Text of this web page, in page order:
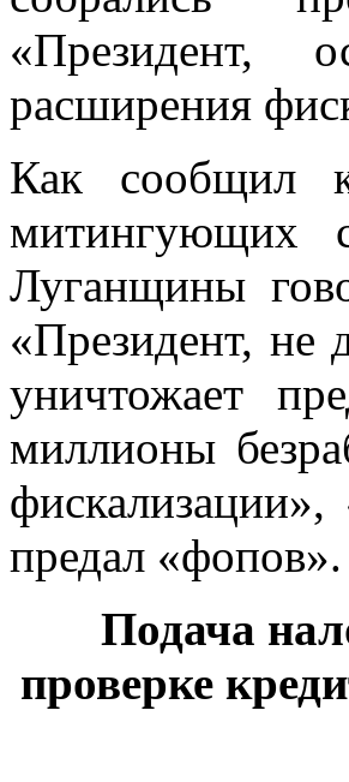
«Президент,
расширения
Как сообщил
митингующих
Луганщины
«Президент, не
уничтожает
миллионы
предал «фопов».
Подача
проверке